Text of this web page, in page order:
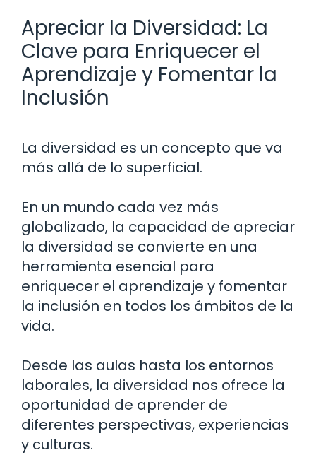
Apreciar la Diversidad: La
Clave para Enriquecer el
Aprendizaje y Fomentar la
Inclusión
La diversidad es un concepto que va
más allá de lo superficial.
En un mundo cada vez más
globalizado, la capacidad de apreciar
la diversidad se convierte en una
herramienta esencial para
enriquecer el aprendizaje y fomentar
la inclusión en todos los ámbitos de la
vida.
Desde las aulas hasta los entornos
laborales, la diversidad nos ofrece la
oportunidad de aprender de
diferentes perspectivas, experiencias
y culturas.